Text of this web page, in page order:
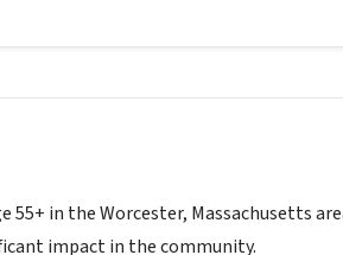
in the Worcester, Massachusetts
impact in the community.